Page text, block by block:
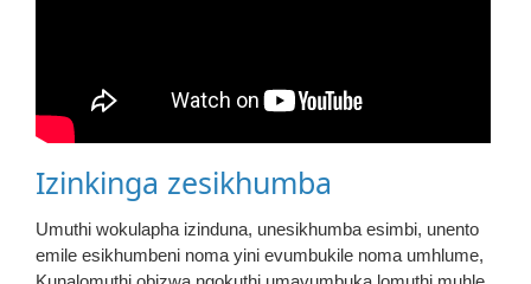
Izinkinga zesikhumba
Umuthi wokulapha izinduna, unesikhumba esimbi, unento
emile esikhumbeni noma yini evumbukile noma umhlume,